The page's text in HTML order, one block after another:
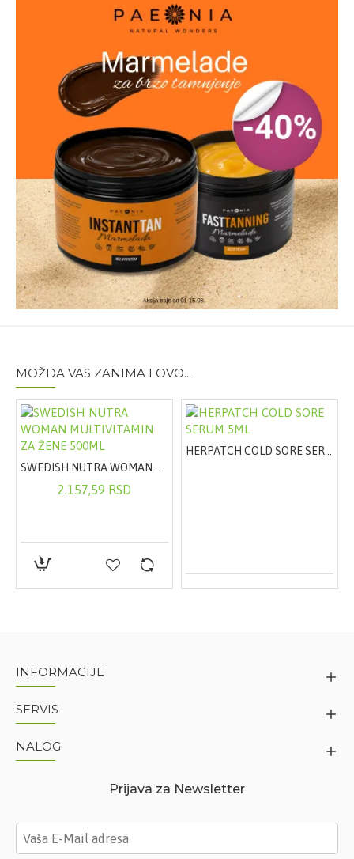
MOŽDA VAS ZANIMA I OVO...
2.157,59 RSD
INFORMACIJE
SERVIS
NALOG
Prijava za Newsletter